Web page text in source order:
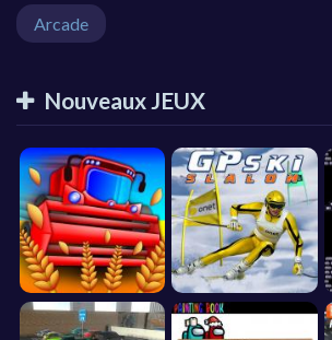
Arcade
Nouveaux JEUX